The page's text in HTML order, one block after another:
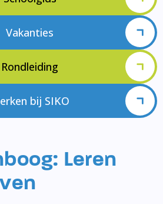
Vakanties
Rondleiding
bij SIKO
Leren